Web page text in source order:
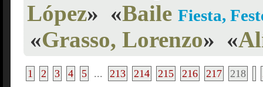
López» «Baile Fiesta,
«Grasso, Lorenzo» «
1 2 3 4 5 ... 213 214 215 216 217 218